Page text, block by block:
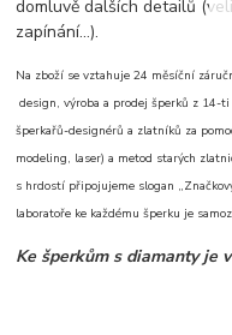
domluvě dalších detailů
zapínání...).
Na zboží se vztahuje 24 měsíční
design, výroba a prodej šperků z 14-
šperkařů-designérů a zlatníků za
modeling, laser) a metod starých
s hrdostí připojujeme slogan
laboratoře ke každému šperku je
Ke šperkům s diamanty je